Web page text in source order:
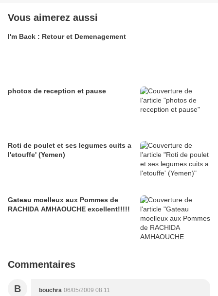
Vous aimerez aussi
I'm Back : Retour et Demenagement
photos de reception et pause
Roti de poulet et ses legumes cuits a
l'etouffe' (Yemen)
Gateau moelleux aux Pommes de
RACHIDA AMHAOUCHE excellent!!!!!
Commentaires
B bouchra 06/05/2009 08:11